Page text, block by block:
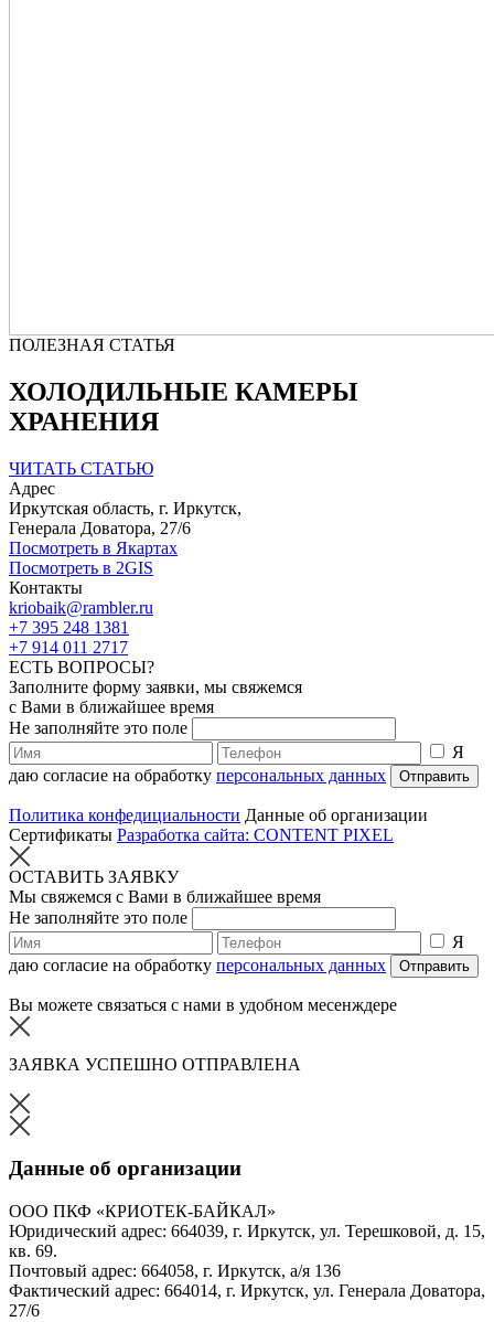
ПОЛЕЗНАЯ СТАТЬЯ
ХОЛОДИЛЬНЫЕ КАМЕРЫ
ХРАНЕНИЯ
ЧИТАТЬ СТАТЬЮ
Адрес
Иркутская область, г. Иркутск,
Генерала Доватора, 27/6
Посмотреть в Якартах
Посмотреть в 2GIS
Контакты
kriobaik@rambler.ru
+7 395 248 1381
+7 914 011 2717
ЕСТЬ ВОПРОСЫ?
Заполните форму заявки, мы свяжемся
с Вами в ближайшее время
Не заполняйте это поле
Я
даю согласие на обработку персональных данных Отправить
Политика конфедициальности Данные об организации
Сертификаты Разработка сайта: CONTENT PIXEL
ОСТАВИТЬ ЗАЯВКУ
Мы свяжемся с Вами в ближайшее время
Не заполняйте это поле
Я
даю согласие на обработку персональных данных Отправить
Вы можете связаться с нами в удобном месенждере
ЗАЯВКА УСПЕШНО ОТПРАВЛЕНА
Данные об организации
ООО ПКФ «КРИОТЕК-БАЙКАЛ»
Юридический адрес: 664039, г. Иркутск, ул. Терешковой, д. 15,
кв. 69.
Почтовый адрес: 664058, г. Иркутск, а/я 136
Фактический адрес: 664014, г. Иркутск, ул. Генерала Доватора,
27/6